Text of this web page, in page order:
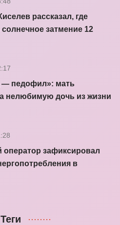
рассказал, где
затмение 12
— педофил»: мать
нелюбимую дочь из жизни
зафиксировал
в
Теги